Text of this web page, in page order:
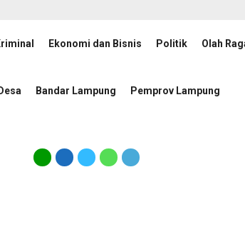
Ekonomi dan Bisnis Politik Olah
Desa Bandar Lampung Pemprov Lampung